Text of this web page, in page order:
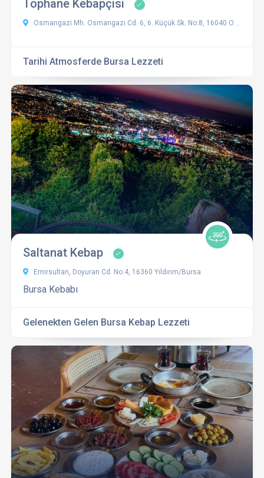
Tophane Kebapçısı
Osmangazi Mh. Osmangazi Cd. 6, 6. Küçük Sk. No:8, 16040 Osmangazi, Bursa, Türkiye
Tarihi Atmosferde Bursa Lezzeti
Saltanat Kebap
Emirsultan, Doyuran Cd. No:4, 16360 Yıldırım/Bursa
Bursa Kebabı
Gelenekten Gelen Bursa Kebap Lezzeti